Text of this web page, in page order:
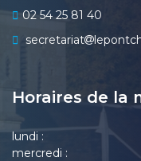
02 54 25 81 40
secretariat
Horaires de la
lundi :
mercredi :